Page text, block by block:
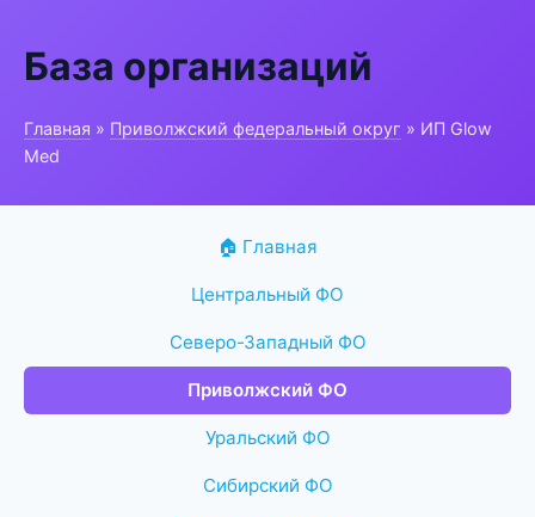
База организаций
Главная » Приволжский федеральный округ » ИП Glow
Med
🏠 Главная
Центральный ФО
Северо-Западный ФО
Приволжский ФО
Уральский ФО
Сибирский ФО